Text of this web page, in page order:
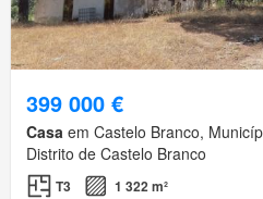
399 000 €
Casa em Castelo Branco,
Distrito de Castelo Branco
T3
1 322 m²